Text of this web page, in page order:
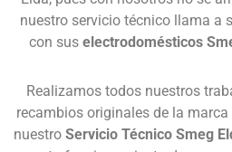
nuestro servicio técnico llama a
con sus electrodomésticos
Realizamos todos nuestros
recambios originales de la
nuestro Servicio Técnico Smeg